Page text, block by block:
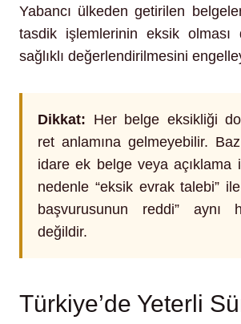
Yabancı ülkeden getirilen
tasdik işlemlerinin eksik olması
sağlıklı değerlendirilmesini
Dikkat: Her belge eksikliği
ret anlamına gelmeyebilir.
idare ek belge veya açıklama
nedenle “eksik evrak talebi” ile
başvurusunun reddi” aynı
değildir.
Türkiye’de Yeterli